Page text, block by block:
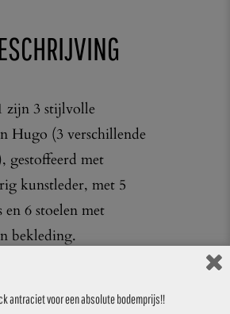
zijn 3 stijlvolle
Hugo (3 verschillende
gestoffeerd met
kunstleder, met 5
en 6 stoelen met
bekleding.
verticale sierstiksels op de
antraciet voor een absolute bodemprijs!!